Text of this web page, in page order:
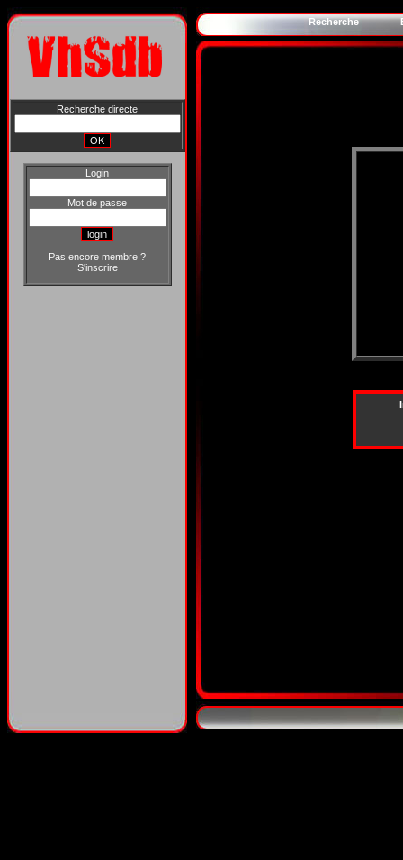
Recherche directe
Login
Mot de passe
Pas encore membre ?
S'inscrire
Recherche